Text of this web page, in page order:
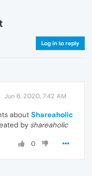
Log in to reply
Jun 6, 2020, 7:42 AM
about Shareaholic
by shareaholic
0